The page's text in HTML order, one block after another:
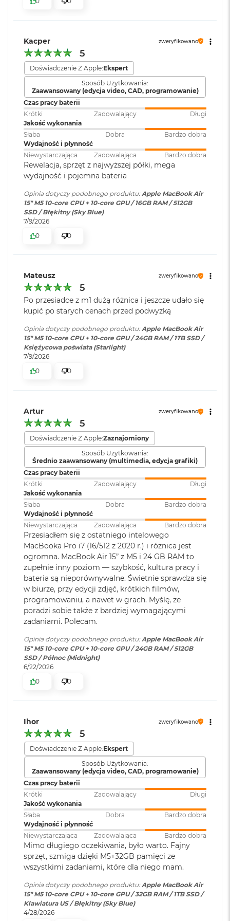
i
3
G
B
R
M
W
e
d
ł
u
g
p
o
e
m
n
o
ś
i
y
s
k
u
a
c
B
o
i
2
5
6
G
B
M
a
c
B
o
k
A
i
r
5
1
2
G
B
M
a
c
B
o
o
k
r
M
a
B
o
o
k
A
i
r
2
T
B
a
c
B
o
bezpieczeństwo i sprawne działanie.
KTO KOCHA IPHONE’A, POKOCHA I MACA– Mac świetnie
zdziałać cuda. Możesz skopiować coś na iPhonie i wkleić to
na Macu. Albo odebrać na Macu połączenie FaceTime i
wysłać z niego tekst przez apkę Wiadomości
Wyświetlacz
Wyświetlacz Liquid Retina
Wyświetlacz o przekątnej 15,3 cala z podświetleniem LED, w
technologii IPS1
Rozdzielczość natywna 2880 na 1864 piksele przy 224 pikselach na
Jasność 500 nitów
Kolory
Możliwość wyświetlania miliarda kolorów
Szeroka gama kolorów (P3)
Technologia True Tone
Chip
Apple M5
Apple M5 (10-rdzeniowy procesor CPU + 10-rdzeniowy procesor
GPU + 16-rdzeniowy system Neural Engine)
Akceleratory Neural Accelerator
Sprzętowa akceleracja ray tracingu
153 GB/s przepustowości pamięci
Silnik multimedialny
Sprzętowa akceleracja obsługi H.264, HEVC, ProRes i ProRes RAW
Silnik dekodowania wideo
Silnik kodowania wideo
Silnik kodujący i dekodujący format ProRes
Dekoder AV1
Ładowanie i rozbudowa
Dwa porty Thunderbolt 4 (USB-C) obsługujące:
Ładowanie
DisplayPort
Thunderbolt 4 (do 40 Gb/s)
USB 4 (do 40 Gb/s)
Obsługa wyświetlaczy
Obsługa maksymalnie dwóch wyświetlaczy zewnętrznych:
Dwa wyświetlacze o natywnej rozdzielczości do 6K przy 60
Hz lub 4K przy 144 Hz
Czytnik kart
pamięci:
Karta sieciowa
bezprzewodowa
WLAN:
Wi-Fi 7 (802.11be)
Kamera
internetowa:
Kamera 12MP Center Stage z
obsługą funkcji Widok blatu
Bateria Litowo-polimerowa
Pojemność baterii
Szybkie ładowanie:
Możliwość szybkiego ładowania
Ładowanie i
rozbudowa:
Dwa porty Thunderbolt 4
(USB‑C) obsługujące:
Thunderbolt 4 (do 40 Gb/s),
USB 4 (do 40 Gb/s)
Klawiatura
Podświetlana
klawiatura:
Touch ID: TAK
Obsługa
wyświetlaczy
wyświetlaczy zewnętrznych do
6K przy 60 Hz lub jednego
wyświetlacza do 8K przy 60 Hz.
Odtwarzanie wideo: Obsługiwane formaty: m.in.
HEVC,H.264, AV1 i ProRes; HDR z
Dolby Vision, HDR10 i HLG
Odtwarzanie
dźwięku:
Obsługiwane formaty: m.in.
AAC, MP3,
Plus i Dolby Atmos
Zainstalowany
Wersja systemu
operacyjnego:
macOS Sequoia lub nowszy
oprogramowanie:
Wbudowane aplikacje systemu
macOS
Dodatkowe
informacje:
Klawiatura z Touch ID, Gładzik
Force Touch wyczuwający siłę
nacisku, Czujnik światła
otoczenia
Układ klawiatury ANSI - Angielski US
Materiał wykonania: Aluminium
Kacper zweryfikowano
5
Doświadczenie Z Apple:Ekspert
Sposób Użytkowania:
Zaawansowany (edycja video, CAD, programowanie)
Czas pracy baterii
Krótki
Zadowalający
Długi
Jakość wykonania
Słaba
Dobra
Bardzo dobra
Wydajność i płynność
Niewystarczająca
Zadowalająca Bardzo dobra
Rewelacja, sprzęt z najwyższej półki, mega
wydajność i pojemna bateria
Opinia dotyczy podobnego produktu: Apple MacBook Air
15" M5 10‑core CPU + 10‑core GPU / 16GB RAM / 512GB
SSD / Błękitny (Sky Blue)
7/9/2026
0
0
Mateusz zweryfikowano
5
Po przesiadce z m1 dużą różnica i jeszcze udało się
kupić po starych cenach przed podwyżką
Opinia dotyczy podobnego produktu:Apple MacBook Air
15" M5 10‑core CPU + 10‑core GPU / 24GB RAM / 1TB SSD /
Księżycowa poświata (Starlight)
7/9/2026
0
0
Artur zweryfikowano
5
Doświadczenie Z Apple:Zaznajomiony
Sposób Użytkowania:
Średnio zaawansowany (multimedia, edycja grafiki)
Czas pracy baterii
Krótki
Zadowalający
Długi
Jakość wykonania
Słaba
Dobra
Bardzo dobra
Wydajność i płynność
Niewystarczająca
Zadowalająca Bardzo dobra
Przesiadłem się z ostatniego intelowego
MacBooka Pro i7 (16/512 z 2020 r.) i różnica jest
ogromna. MacBook Air 15” z M5 i 24 GB RAM to
zupełnie inny poziom — szybkość, kultura pracy i
bateria są nieporównywalne. Świetnie sprawdza się
w biurze, przy edycji zdjęć, krótkich filmów,
programowaniu, a nawet w grach. Myślę, że
poradzi sobie także z bardziej wymagającymi
zadaniami. Polecam.
Opinia dotyczy podobnego produktu:Apple MacBook Air
15" M5 10‑core CPU + 10‑core GPU / 24GB RAM / 512GB
SSD / Północ (Midnight)
6/22/2026
0
0
Ihor zweryfikowano
5
Doświadczenie Z Apple:Ekspert
Sposób Użytkowania:
Zaawansowany (edycja video, CAD, programowanie)
Czas pracy baterii
Krótki
Zadowalający
Długi
Jakość wykonania
Słaba
Dobra
Bardzo dobra
Wydajność i płynność
Niewystarczająca
Zadowalająca Bardzo dobra
Mimo długiego oczekiwania, było warto. Fajny
sprzęt, szmiga dzięki M5+32GB pamięci ze
wszystkimi zadaniami, które dla niego mam.
Opinia dotyczy podobnego produktu:Apple MacBook Air
15" M5 10‑core CPU + 10‑core GPU / 32GB RAM / 1TB SSD /
Klawiatura US / Błękitny (Sky Blue)
4/28/2026